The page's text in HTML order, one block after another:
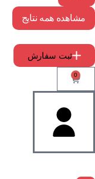
مشاهده همه نتایج
ثبت سفارش
0